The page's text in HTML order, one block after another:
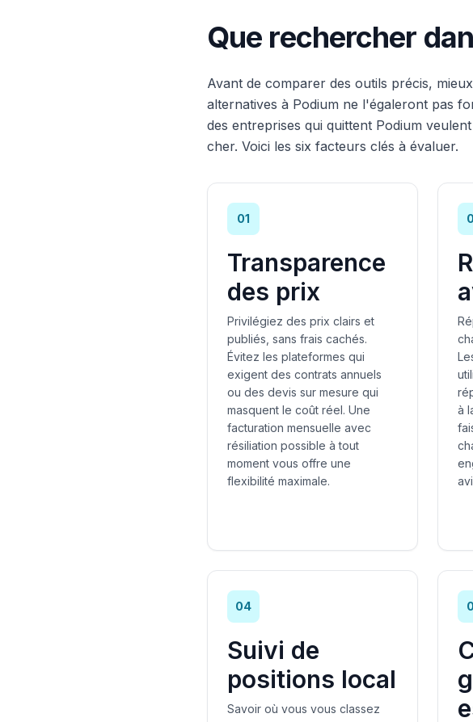
Que rechercher
Avant de comparer des outils précis,
alternatives à Podium ne l'égaleront pas
des entreprises qui quittent Podium
cher. Voici les six facteurs clés à évaluer.
01
Transparence
des prix
Privilégiez des prix clairs et
publiés, sans frais cachés.
Évitez les plateformes qui
exigent des contrats annuels
ou des devis sur mesure qui
masquent le coût réel. Une
facturation mensuelle avec
résiliation possible à tout
moment vous offre une
flexibilité maximale.
à
04
Suivi de
positions local
Savoir où vous vous classez